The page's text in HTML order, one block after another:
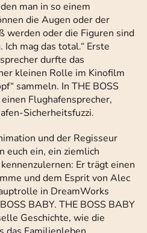
man in so einem
die Augen oder der
werden oder die Figuren sind
mag das total.“ Erste
durfte das
kleinen Rolle im Kinofilm
sammeln. In THE BOSS
Flughafensprecher,
Sicherheitsfuzzi.
und der Regisseur
euch ein, ein ziemlich
Er trägt einen
und dem Esprit von Alec
in DreamWorks
BABY. THE BOSS BABY
Geschichte, wie die